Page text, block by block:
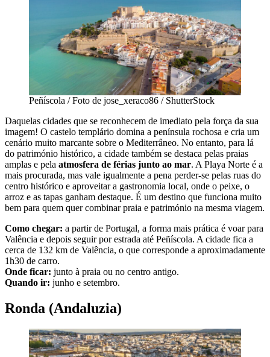
Peñíscola / Foto de jose_xeraco86 / ShutterStock
Daquelas cidades que se reconhecem de imediato pela força da sua
imagem! O castelo templário domina a península rochosa e cria um
cenário muito marcante sobre o Mediterrâneo. No entanto, para lá
do património histórico, a cidade também se destaca pelas praias
amplas e pela atmosfera de férias junto ao mar. A Playa Norte é a
mais procurada, mas vale igualmente a pena perder-se pelas ruas do
centro histórico e aproveitar a gastronomia local, onde o peixe, o
arroz e as tapas ganham destaque. É um destino que funciona muito
bem para quem quer combinar praia e património na mesma viagem.
Como chegar: a partir de Portugal, a forma mais prática é voar para
Valência e depois seguir por estrada até Peñíscola. A cidade fica a
cerca de 132 km de Valência, o que corresponde a aproximadamente
1h30 de carro.
Onde ficar: junto à praia ou no centro antigo.
Quando ir: junho e setembro.
Ronda (Andaluzia)